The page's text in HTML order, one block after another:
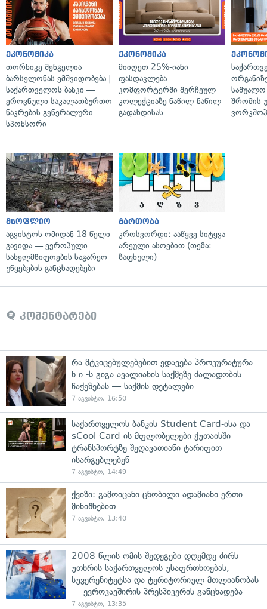
ეკონომიკა
თორნიკე შენგელია
ბარსელონას ემშვიდობება |
საქართველოს ბანკი —
ეროვნული საკალათბურთო
ნაკრების გენერალური
სპონსორი
ეკონომიკა
მიიღეთ 25%-იანი
ფასდაკლება
კომფორტერში შერჩეულ
კოლექციაზე ნაწილ-ნაწილ
გადახდისას
საშუალო
შრომის
მსოფლიო
აგვისტოს ომიდან 18 წელი
გავიდა — ევროპული
სახელმწიფოების საგარეო
უწყებების განცხადებები
გართობა
კროსვორდი: ააწყვე სიტყვა
არეული ასოებით (თემა:
ზაფხული)
კომენტარები
რა მტკიცებულებებით ედავება პროკურატურა
ნ.ი.-ს გიგა ავალიანის საქმეზე ძალადობის
წაქეზებას — საქმის დეტალები
7 აგვისტო, 16:50
საქართველოს ბანკის Student Card-ისა და
sCool Card-ის მფლობელები ქუთაისში
ტრანსპორტზე შეღავათიანი ტარიფით
ისარგებლებენ
7 აგვისტო, 14:49
ქვიზი: გამოიცანი ცნობილი ადამიანი ერთი
მინიშნებით
7 აგვისტო, 13:40
2008 წლის ომის შედეგები დღემდე ძირს
უთხრის საქართველოს უსაფრთხოებას,
სუვერენიტეტსა და ტერიტორიულ მთლიანობას
— ევროკავშირის პრესპიკერის განცხადება
7 აგვისტო, 13:35